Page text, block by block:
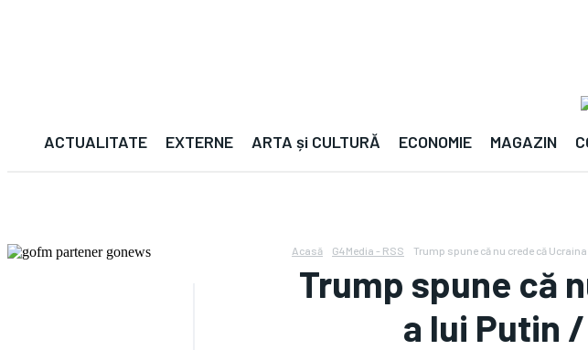
ACTUALITATE EXTERNE ARTA și CULTURĂ ECONOMIE MAGAZIN
Acasă G4Media - RSS Trump spune că nu crede că Ucraina
Trump spune că
a lui Putin